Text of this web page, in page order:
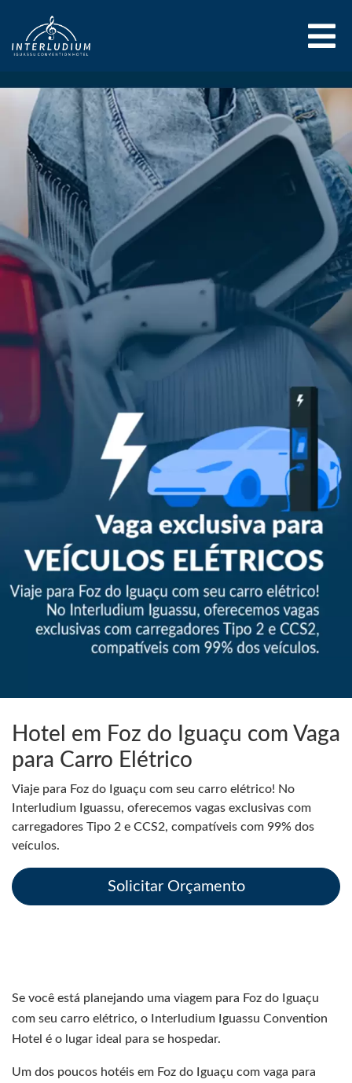
Hotel em Foz do Iguaçu com Vaga
para Carro Elétrico
Viaje para Foz do Iguaçu com seu carro elétrico! No
Interludium Iguassu, oferecemos vagas exclusivas com
carregadores Tipo 2 e CCS2, compatíveis com 99% dos
veículos.
Solicitar Orçamento
Se você está planejando uma viagem para Foz do Iguaçu
com seu carro elétrico, o Interludium Iguassu Convention
Hotel é o lugar ideal para se hospedar.
Um dos poucos hotéis em Foz do Iguaçu com vaga para